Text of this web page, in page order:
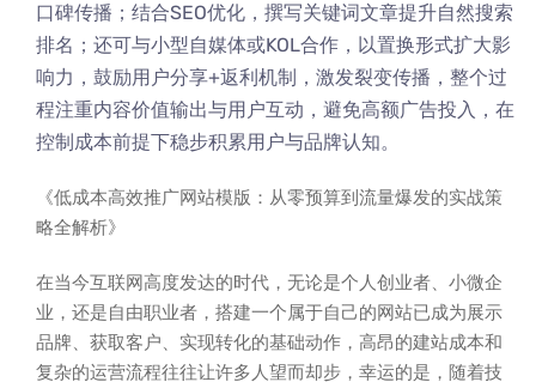
口碑传播；结合SEO优化，撰写关键词文章提升自然搜索
排名；还可与小型自媒体或KOL合作，以置换形式扩大影
响力，鼓励用户分享+返利机制，激发裂变传播，整个过
程注重内容价值输出与用户互动，避免高额广告投入，在
控制成本前提下稳步积累用户与品牌认知。
《低成本高效推广网站模版：从零预算到流量爆发的实战策
略全解析》
在当今互联网高度发达的时代，无论是个人创业者、小微企
业，还是自由职业者，搭建一个属于自己的网站已成为展示
品牌、获取客户、实现转化的基础动作，高昂的建站成本和
复杂的运营流程往往让许多人望而却步，幸运的是，随着技